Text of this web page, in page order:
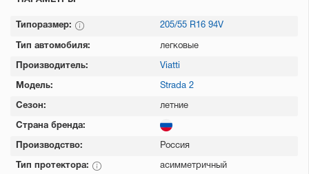
Типоразмер: 205/55 R16 94V
Тип автомобиля: легковые
Производитель: Viatti
Модель: Strada 2
Сезон: летние
Страна бренда:
Производство: Россия
Тип протектора: асимметричный